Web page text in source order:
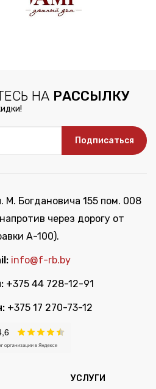
НА РАССЫЛКУ
Подписаться
М. Богдановича 155 пом. 008
через дорогу от
А-100).
info@f-rb.by
+375 44 728-12-91
+375 17 270-73-12
УСЛУГИ